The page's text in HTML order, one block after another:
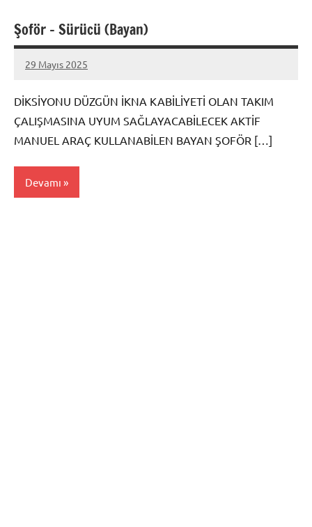
Şoför – Sürücü (Bayan)
29 Mayıs 2025
admin
Yorum
DİKSİYONU DÜZGÜN İKNA KABİLİYETİ OLAN TAKIM
ÇALIŞMASINA UYUM SAĞLAYACABİLECEK AKTİF
MANUEL ARAÇ KULLANABİLEN BAYAN ŞOFÖR […]
Devamı